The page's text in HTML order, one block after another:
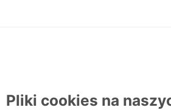
Pliki cookies na